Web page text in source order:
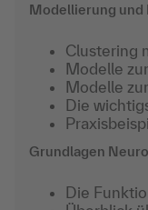
Modellierung und
Clustering
Modelle
Modelle
Die
Grundlagen
Die